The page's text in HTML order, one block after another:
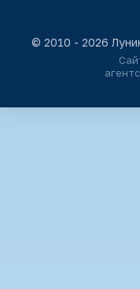
© 2010 - 2026